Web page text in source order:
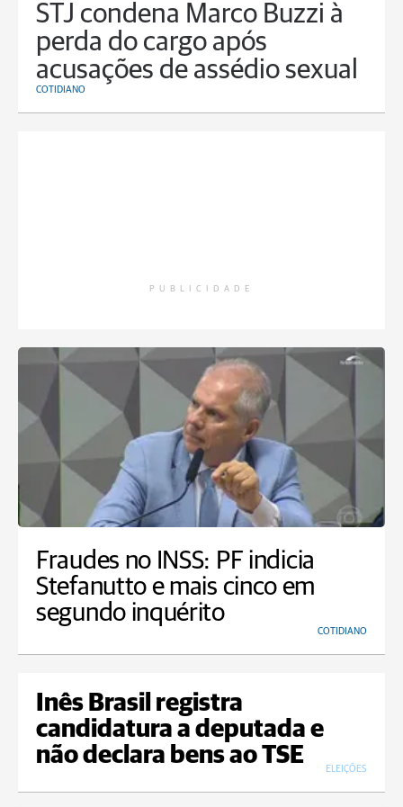
STJ condena Marco Buzzi à
perda do cargo após
acusações de assédio sexual
COTIDIANO
PUBLICIDADE
Fraudes no INSS: PF indicia
Stefanutto e mais cinco em
segundo inquérito
COTIDIANO
Inês Brasil registra
candidatura a deputada e
não declara bens ao TSE
ELEIÇÕES